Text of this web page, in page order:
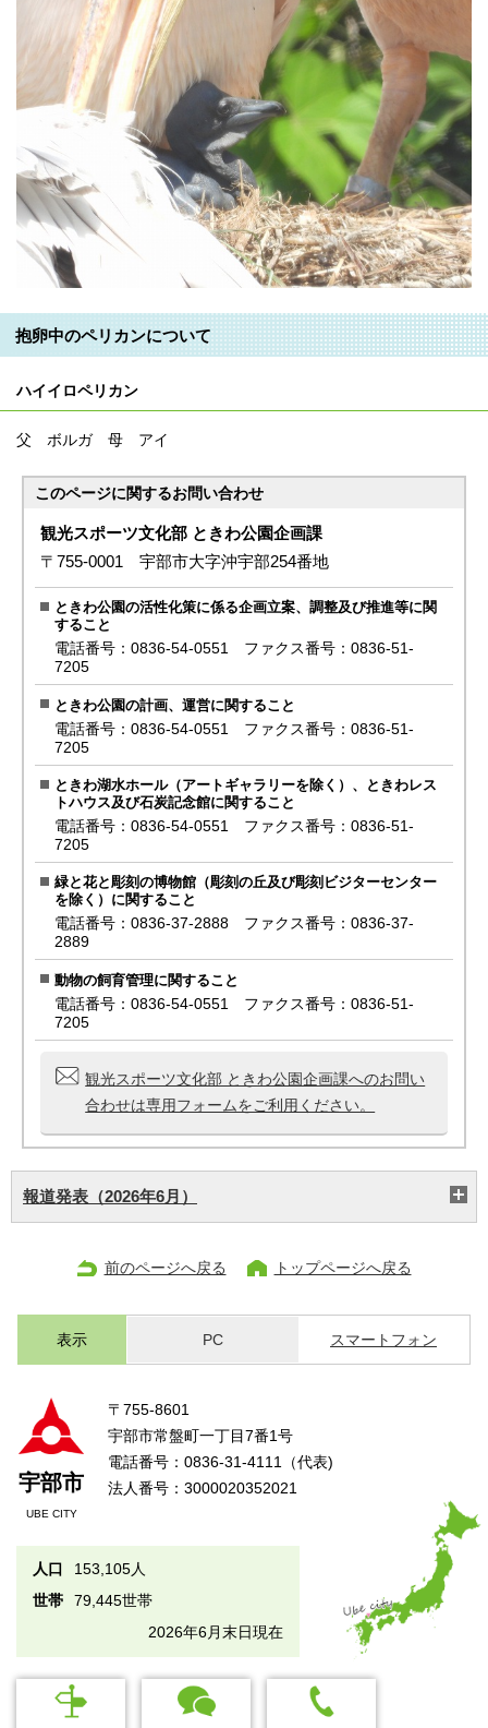
抱卵中のペリカンについて
ハイイロペリカン
父 ボルガ 母 アイ
このページに関するお問い合わせ
観光スポーツ文化部 ときわ公園企画課
〒755-0001 宇部市大字沖宇部254番地
ときわ公園の活性化策に係る企画立案、調整及び推進等に関
すること
電話番号：0836-54-0551 ファクス番号：0836-51-
7205
ときわ公園の計画、運営に関すること
電話番号：0836-54-0551 ファクス番号：0836-51-
7205
ときわ湖水ホール（アートギャラリーを除く）、ときわレス
トハウス及び石炭記念館に関すること
電話番号：0836-54-0551 ファクス番号：0836-51-
7205
緑と花と彫刻の博物館（彫刻の丘及び彫刻ビジターセンター
を除く）に関すること
電話番号：0836-37-2888 ファクス番号：0836-37-
2889
動物の飼育管理に関すること
電話番号：0836-54-0551 ファクス番号：0836-51-
7205
観光スポーツ文化部 ときわ公園企画課へのお問い
合わせは専用フォームをご利用ください。
報道発表（2026年6月）
前のページへ戻る トップページへ戻る
表示 PC スマートフォン
宇部市
UBE CITY
〒755-8601
宇部市常盤町一丁目7番1号
電話番号：0836-31-4111（代表)
法人番号：3000020352021
人口
153,105人
世帯
79,445世帯
2026年6月末日現在